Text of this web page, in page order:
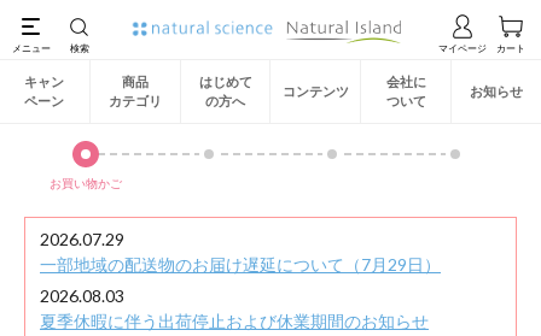
キャン
ペーン
商品
カテゴリ
はじめて
の方へ
コンテンツ
会社に
ついて
お知らせ
お買い物かご
2026.07.29
一部地域の配送物のお届け遅延について（7月29日）
2026.08.03
夏季休暇に伴う出荷停止および休業期間のお知らせ